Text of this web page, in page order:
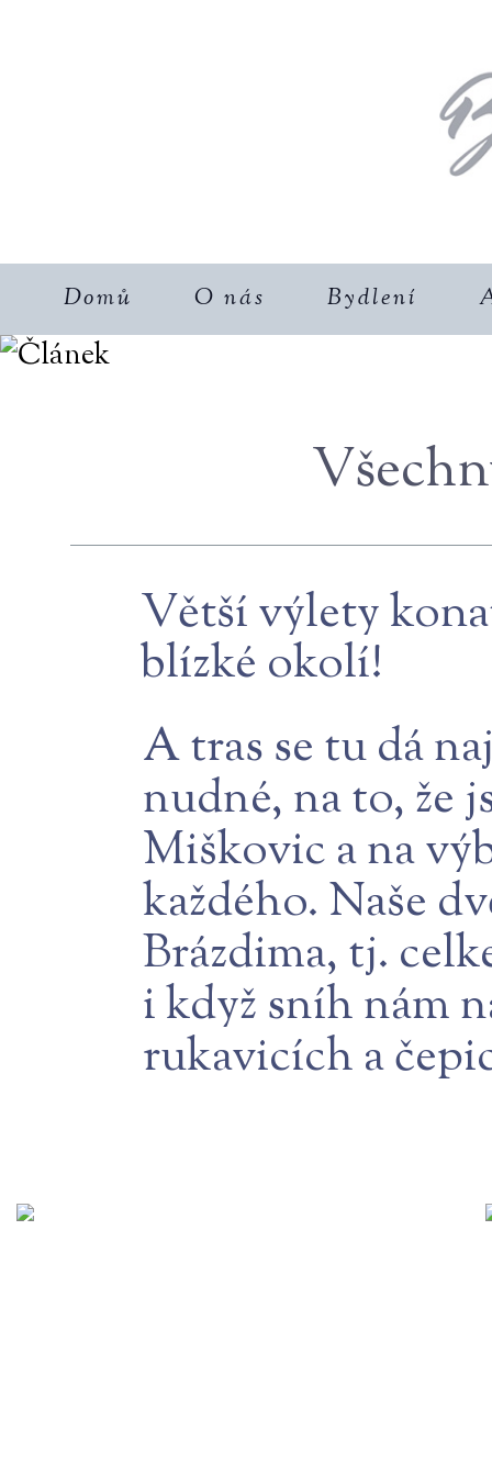
Domů O nás Bydlení
Větší výlety
blízké okolí!
A tras se tu dá
nudné, na to, že
Miškovic a na
každého. Naše
Brázdima, tj.
i když sníh nám
rukavicích a